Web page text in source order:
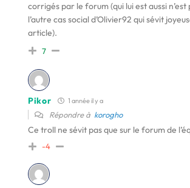
corrigés par le forum (qui lui est aussi
l’autre cas social d’Olivier92 qui sévit
article).
7
Pikor 1 année il y a
Répondre à korogho
Ce troll ne sévit pas que sur le forum de
-4